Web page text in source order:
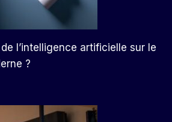
l’intelligence artificielle sur le
?